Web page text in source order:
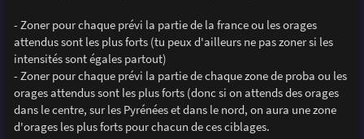
- Zoner pour chaque prévi la partie de la france ou les orages
attendus sont les plus forts (tu peux d'ailleurs ne pas zoner si les
intensités sont égales partout)
- Zoner pour chaque prévi la partie de chaque zone de proba ou les
orages attendus sont les plus forts (donc si on attends des orages
dans le centre, sur les Pyrénées et dans le nord, on aura une zone
d'orages les plus forts pour chacun de ces ciblages.